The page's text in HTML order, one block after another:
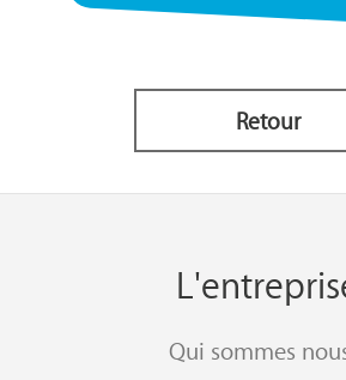
Retour
Qui sommes